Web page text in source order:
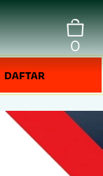
0
DAFTAR